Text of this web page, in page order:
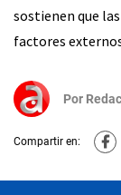
sostienen que
factores
Por
Compartir en: